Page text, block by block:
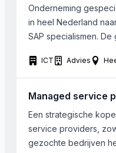
Onderneming
in heel Nederland
SAP specialismen.
huidige activiteiten
ICT Advies
Managed service
Een strategische
service providers,
gezochte bedrijven